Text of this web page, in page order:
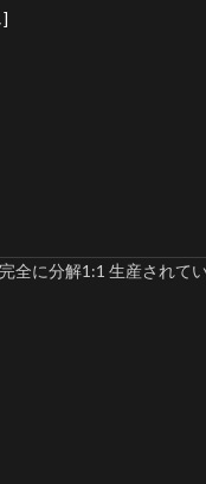
に分解1:1 生産されてい